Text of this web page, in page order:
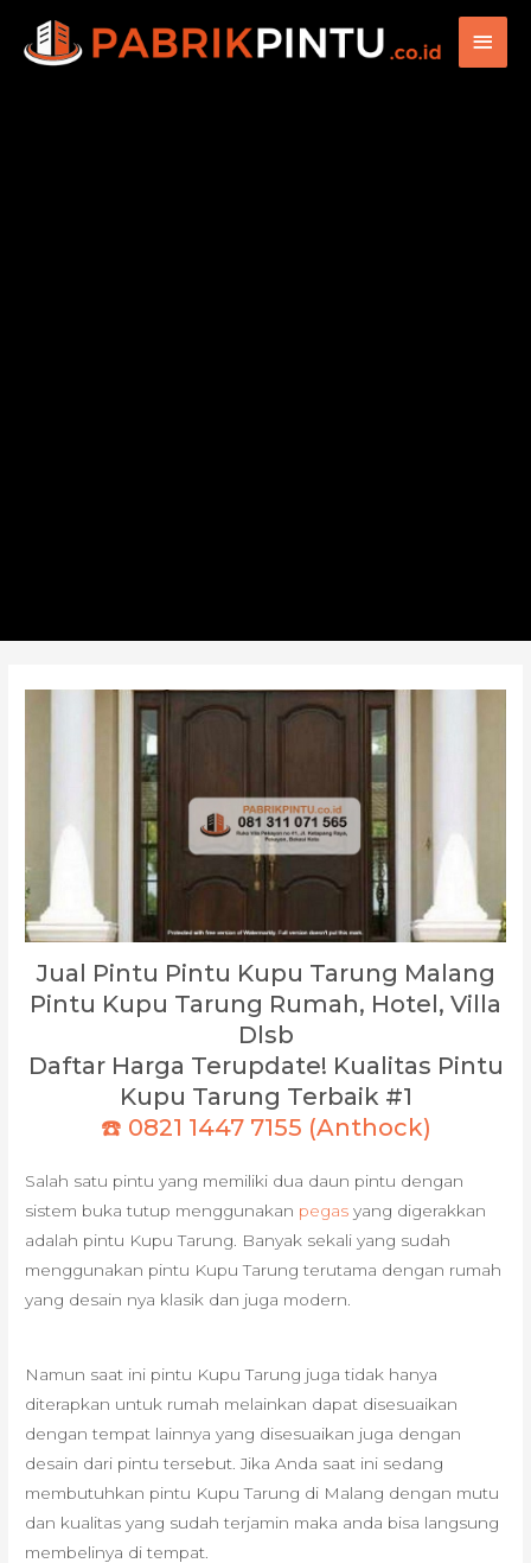
Main
Jual Pintu Pintu Kupu Tarung Malang
Pintu Kupu Tarung Rumah, Hotel, Villa
Dlsb
Daftar Harga Terupdate! Kualitas Pintu
Kupu Tarung Terbaik #1
☎️ 0821 1447 7155 (Anthock)
Salah satu pintu yang memiliki dua daun pintu dengan
sistem buka tutup menggunakan pegas yang digerakkan
adalah pintu Kupu Tarung. Banyak sekali yang sudah
menggunakan pintu Kupu Tarung terutama dengan rumah
yang desain nya klasik dan juga modern.
Namun saat ini pintu Kupu Tarung juga tidak hanya
diterapkan untuk rumah melainkan dapat disesuaikan
dengan tempat lainnya yang disesuaikan juga dengan
desain dari pintu tersebut. Jika Anda saat ini sedang
membutuhkan pintu Kupu Tarung di Malang dengan mutu
dan kualitas yang sudah terjamin maka anda bisa langsung
membelinya di tempat.